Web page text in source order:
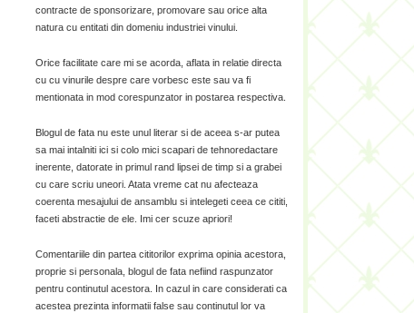
contracte de sponsorizare, promovare sau orice alta
natura cu entitati din domeniu industriei vinului.
Orice facilitate care mi se acorda, aflata in relatie directa
cu cu vinurile despre care vorbesc este sau va fi
mentionata in mod corespunzator in postarea respectiva.
Blogul de fata nu este unul literar si de aceea s-ar putea
sa mai intalniti ici si colo mici scapari de tehnoredactare
inerente, datorate in primul rand lipsei de timp si a grabei
cu care scriu uneori. Atata vreme cat nu afecteaza
coerenta mesajului de ansamblu si intelegeti ceea ce cititi,
faceti abstractie de ele. Imi cer scuze apriori!
Comentariile din partea cititorilor exprima opinia acestora,
proprie si personala, blogul de fata nefiind raspunzator
pentru continutul acestora. In cazul in care considerati ca
acestea prezinta informatii false sau continutul lor va